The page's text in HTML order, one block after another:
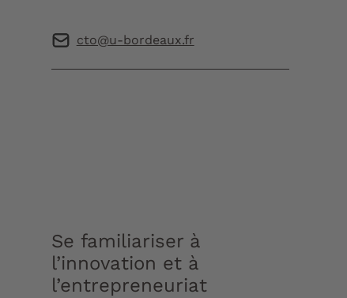
cto@u-bordeaux.fr
Se familiariser à
l’innovation et à
l’entrepreneuriat